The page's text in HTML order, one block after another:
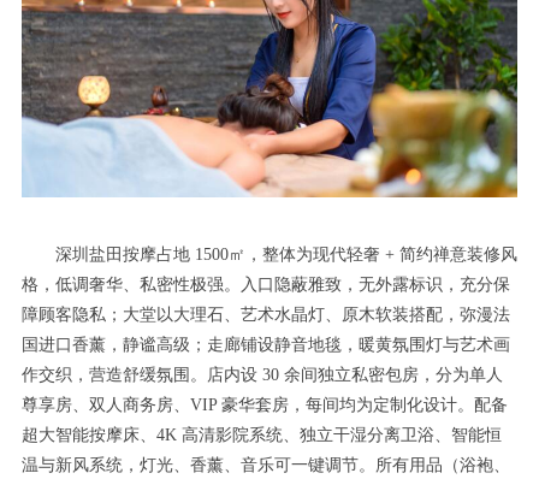
深圳盐田按摩占地 1500㎡，整体为现代轻奢 + 简约禅意装修风
格，低调奢华、私密性极强。入口隐蔽雅致，无外露标识，充分保
障顾客隐私；大堂以大理石、艺术水晶灯、原木软装搭配，弥漫法
国进口香薰，静谧高级；走廊铺设静音地毯，暖黄氛围灯与艺术画
作交织，营造舒缓氛围。店内设 30 余间独立私密包房，分为单人
尊享房、双人商务房、VIP 豪华套房，每间均为定制化设计。配备
超大智能按摩床、4K 高清影院系统、独立干湿分离卫浴、智能恒
温与新风系统，灯光、香薰、音乐可一键调节。所有用品（浴袍、